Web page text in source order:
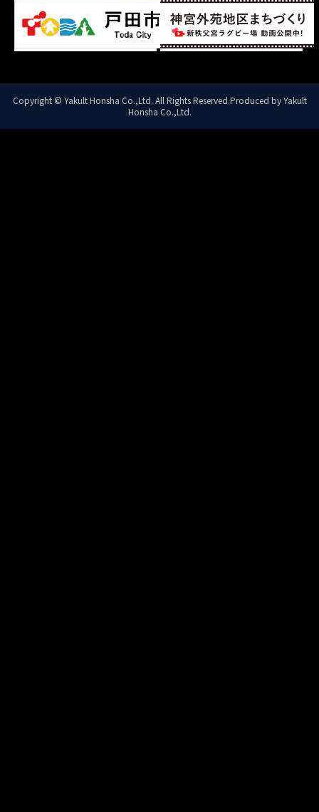
Copyright © Yakult Honsha Co.,Ltd. All Rights Reserved.Produced by Yakult
Honsha Co.,Ltd.